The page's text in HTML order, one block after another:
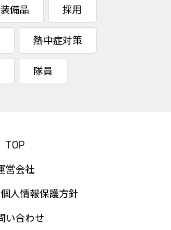
備品 採用
熱中症対策
隊員
TOP
営会社
人情報保護方針
い合わせ